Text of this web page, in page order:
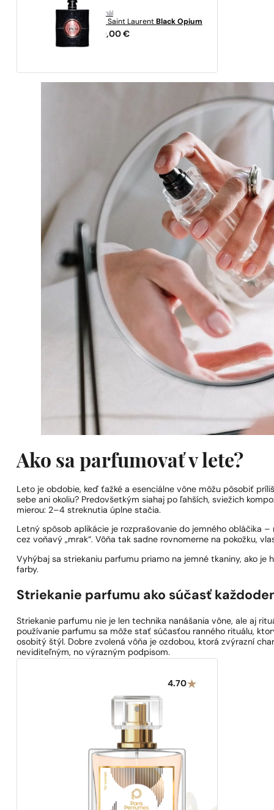
originál
Yves Saint Laurent Black Opium
289,00 €
Ako sa parfumovať v lete?
Leto je obdobie, keď ťažké a esenciálne vône môžu pôsobiť
sebe ani okoliu? Predovšetkým siahaj po ľahších, sviežich
mierou: 2–4 streknutia úplne stačia.
Letný spôsob aplikácie je rozprašovanie do jemného obláčika
cez voňavý „mrak“. Vôňa tak sadne rovnomerne na pokožku,
Vyhýbaj sa striekaniu parfumu priamo na jemné tkaniny, ako
farby.
Striekanie parfumu ako súčasť
Striekanie parfumu nie je len technika nanášania vône, ale aj
používanie parfumu sa môže stať súčasťou ranného rituálu,
osobitý štýl. Dobre zvolená vôňa je ozdobou, ktorá zvýrazní
neviditeľným, no výrazným podpisom.
4.70